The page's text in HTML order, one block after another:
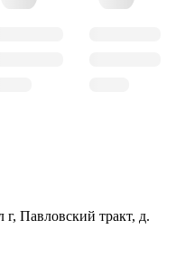
г, Павловский тракт, д.